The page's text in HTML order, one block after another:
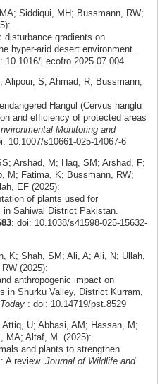
Siddiqui, MH; Bussmann, RW;
disturbance gradients on
hyper-arid desert environment..
10.1016/j.ecofro.2025.07.004
Alipour, S; Ahmad, R; Bussmann,
Hangul (Cervus hanglu
and efficiency of protected areas
Monitoring and
10.1007/s10661-025-14067-6
Arshad, M; Haq, SM; Arshad, F;
M; Fatima, K; Bussmann, RW;
EF (2025):
of plants used for
Sahiwal District Pakistan.
: doi: 10.1038/s41598-025-15632-
K; Shah, SM; Ali, A; Ali, N; Ullah,
(2025):
anthropogenic impact on
in Shurku Valley, District Kurram,
: doi: 10.14719/pst.8529
U; Abbasi, AM; Hassan, M;
MA; Altaf, M. (2025):
and plants to strengthen
A review. Journal of Wildlife and